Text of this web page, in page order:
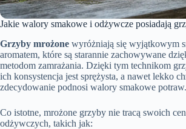
Jakie walory smakowe i odżywcze posiadają
Grzyby mrożone wyróżniają się wyjątkowym
aromatem, które są starannie zachowywane
metodom zamrażania. Dzięki tym technikom
ich konsystencja jest sprężysta, a nawet lekko
zdecydowanie podnosi walory smakowe potraw.
Co istotne, mrożone grzyby nie tracą swoich
odżywczych, takich jak: